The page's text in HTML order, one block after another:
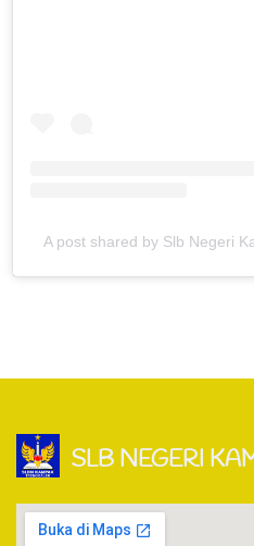
A post shared by Slb Negeri
SLB NEGERI